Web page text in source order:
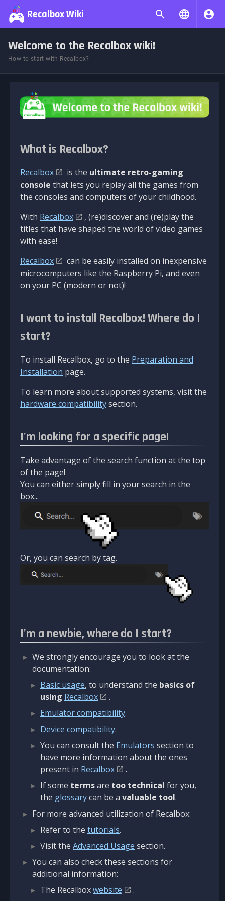
Recalbox Wiki
Welcome to the Recalbox wiki!
How to start with Recalbox?
What is Recalbox?
Recalbox is the ultimate retro-gaming
console that lets you replay all the games from
the consoles and computers of your childhood.
With Recalbox
, (re)discover and (re)play the
titles that have shaped the world of video games
with ease!
Recalbox
can be easily installed on inexpensive
microcomputers like the Raspberry Pi, and even
on your PC (modern or not)!
I want to install Recalbox! Where do I
start?
To install Recalbox, go to the Preparation and
Installation page.
To learn more about supported systems, visit the
hardware compatibilitysection.
I'm looking for a specific page!
Take advantage of the search function at the top
of the page!
You can either simply fill in your search in the
box...
Or, you can search by tag.
I'm a newbie, where do I start?
We strongly encourage you to look at the
documentation:
Basic usage, to understand the basics of
using Recalbox
.
Emulator compatibility.
Device compatibility.
You can consult the Emulators section to
have more information about the ones
present in Recalbox
.
If some termsare too technical for you,
the glossarycan be a valuable tool.
For more advanced utilization of Recalbox:
Refer to the tutorials.
Visit the Advanced Usage section.
You can also check these sections for
additional information:
The Recalboxwebsite
.